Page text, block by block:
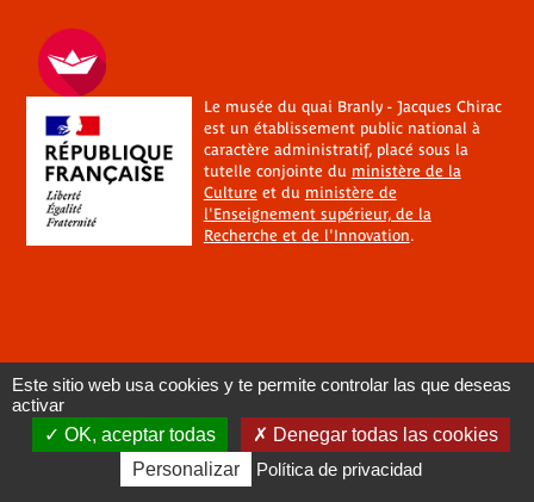
Le musée du quai Branly - Jacques Chirac
est un établissement public national à
caractère administratif, placé sous la
tutelle conjointe du ministère de la
Cultureet du ministère de
l'Enseignement supérieur, de la
Recherche et de l'Innovation.
Este sitio web usa cookies y te permite controlar las que deseas
activar
OK, aceptar todas
Denegar todas las cookies
Personalizar
Política de privacidad